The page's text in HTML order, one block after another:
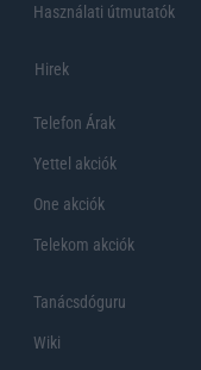
Használati útmutatók
Hirek
Telefon Árak
Yettel akciók
One akciók
Telekom akciók
Tanácsdóguru
Wiki